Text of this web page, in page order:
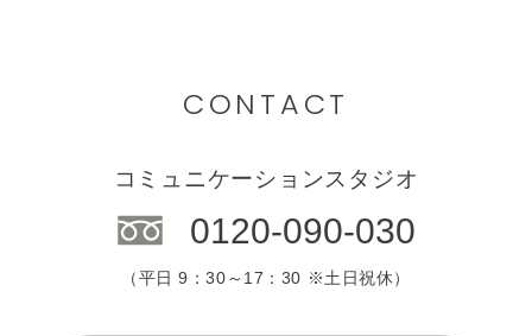
CONTACT
コミュニケーションスタジオ
0120-090-030
（平日 9：30～17：30 ※土日祝休）